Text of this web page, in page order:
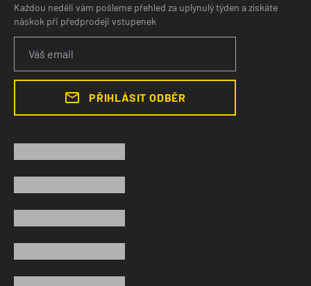
Každou neděli vám pošleme přehled za uplynulý týden a získáte
náskok při předprodeji vstupenek
PŘIHLÁSIT ODBĚR